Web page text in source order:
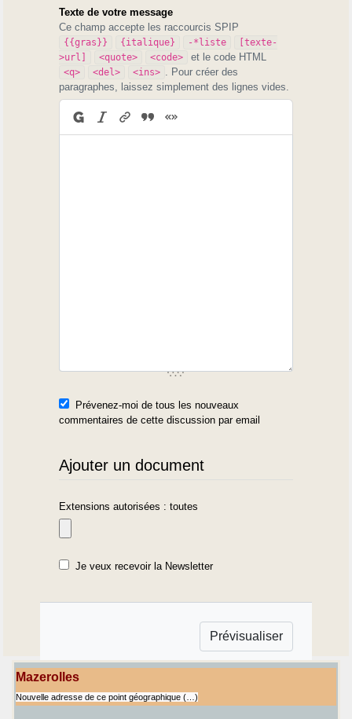
Texte de votre message
Ce champ accepte les raccourcis SPIP
{{gras}} {italique} -*liste
[texte-
>url]
<quote> <code> et le code HTML
<q> <del> <ins>
. Pour créer des
paragraphes, laissez simplement des lignes vides.
Prévenez-moi de tous les nouveaux
commentaires de cette discussion par email
Ajouter un document
Extensions autorisées : toutes
Je veux recevoir la Newsletter
Mazerolles
Nouvelle adresse de ce point géographique (…)